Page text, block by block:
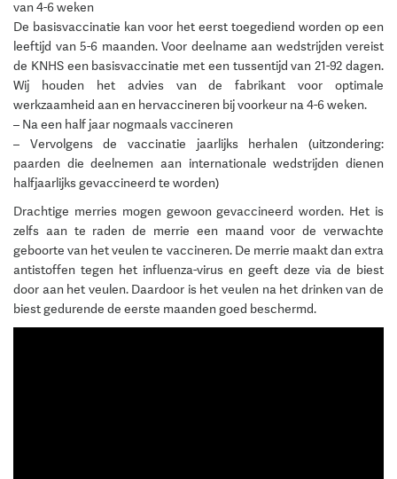
van 4-6 weken
De basisvaccinatie kan voor het eerst toegediend worden op een
leeftijd van 5-6 maanden. Voor deelname aan wedstrijden vereist
de KNHS een basisvaccinatie met een tussentijd van 21-92 dagen.
Wij houden het advies van de fabrikant voor optimale
werkzaamheid aan en hervaccineren bij voorkeur na 4-6 weken.
– Na een half jaar nogmaals vaccineren
– Vervolgens de vaccinatie jaarlijks herhalen (uitzondering:
paarden die deelnemen aan internationale wedstrijden dienen
halfjaarlijks gevaccineerd te worden)
Drachtige merries mogen gewoon gevaccineerd worden. Het is
zelfs aan te raden de merrie een maand voor de verwachte
geboorte van het veulen te vaccineren. De merrie maakt dan extra
antistoffen tegen het influenza-virus en geeft deze via de biest
door aan het veulen. Daardoor is het veulen na het drinken van de
biest gedurende de eerste maanden goed beschermd.